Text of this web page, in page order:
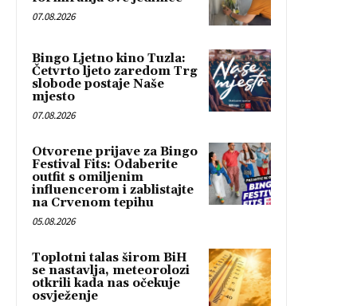
07.08.2026
Bingo Ljetno kino Tuzla:
Četvrto ljeto zaredom Trg
slobode postaje Naše
mjesto
07.08.2026
Otvorene prijave za Bingo
Festival Fits: Odaberite
outfit s omiljenim
influencerom i zablistajte
na Crvenom tepihu
05.08.2026
Toplotni talas širom BiH
se nastavlja, meteorolozi
otkrili kada nas očekuje
osvježenje